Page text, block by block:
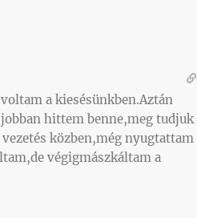
a kiesésünkben.Aztán
hittem benne,meg tudjuk
közben,még nyugtattam
végigmászkáltam a